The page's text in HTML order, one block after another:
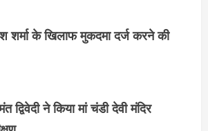
शर्मा के खिलाफ मुकदमा दर्ज करने की
द्विवेदी ने किया मां चंडी देवी मंदिर